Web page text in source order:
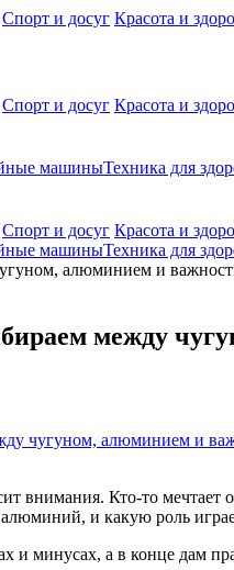
Спорт и досуг Красота и
Спорт и досуг Красота и
машиныТехника для
Спорт и досуг Красота и
машиныТехника для
между
чугуном, алюминием и
внимания. Кто-то мечтает
алюминий, и какую роль
и минусах, а в конце дам